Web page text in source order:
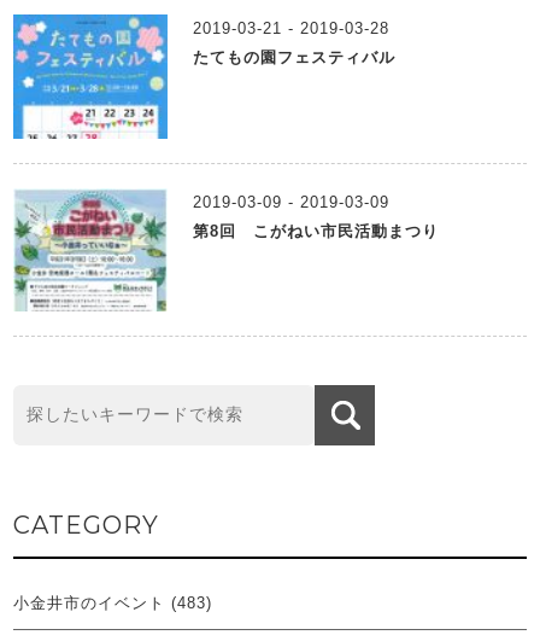
2019-03-21 - 2019-03-28
たてもの園フェスティバル
2019-03-09 - 2019-03-09
第8回 こがねい市民活動まつり
CATEGORY
小金井市のイベント (483)